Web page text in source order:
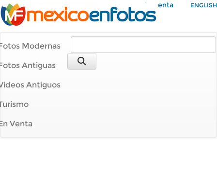
Mi Cuenta ENGLISH
Modernas
Antiguas
Antiguos
Venta